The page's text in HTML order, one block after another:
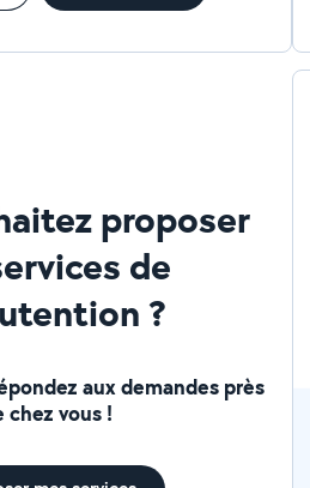
proposer
de
?
aux demandes près
chez vous !